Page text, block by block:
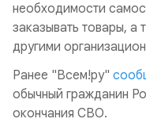
необходимости
заказывать товары, а
другими
Ранее "Всем!ру"
обычный гражданин
окончания СВО.